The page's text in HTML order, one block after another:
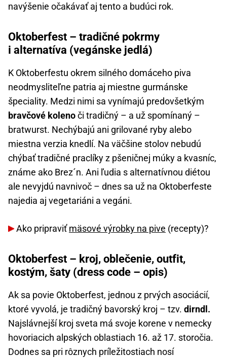
navýšenie očakávať aj tento a budúci rok.
Oktoberfest – tradičné pokrmy
i alternatíva (vegánske jedlá)
K Oktoberfestu okrem silného domáceho piva
neodmysliteľne patria aj miestne gurmánske
špeciality. Medzi nimi sa vynímajú predovšetkým
bravčové kolenoči tradičný – a už spomínaný –
bratwurst. Nechýbajú ani grilované ryby alebo
miestna verzia knedlí. Na väčšine stolov nebudú
chýbať tradičné praclíky z pšeničnej múky a kvasníc,
známe ako Brez´n. Ani ľudia s alternatívnou diétou
ale nevyjdú navnivoč – dnes sa už na Oktoberfeste
najedia aj vegetariáni a vegáni.
Ako pripraviťmäsové výrobky na pive (recepty)?
Oktoberfest – kroj, oblečenie, outfit,
kostým, šaty (dress code – opis)
Ak sa povie Oktoberfest, jednou z prvých asociácií,
ktoré vyvolá, je tradičný bavorský kroj – tzv. dirndl.
Najslávnejší kroj sveta má svoje korene v nemecky
hovoriacich alpských oblastiach 16. až 17. storočia.
Dodnes sa pri rôznych príležitostiach nosí